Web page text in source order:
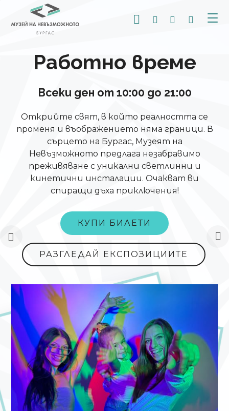
+359 887 768 913
Работно време
Всеки ден от 10:00 до 21:00
Открийте свят, в който реалността се
променя и въображението няма граници. В
сърцето на Бургас, Музеят на
Невъзможното предлага незабравимо
преживяване с уникални светлинни и
кинетични инсталации. Oчакват ви
спиращи дъха приключения!
КУПИ БИЛЕТИ
РАЗГЛЕДАЙ ЕКСПОЗИЦИИТЕ